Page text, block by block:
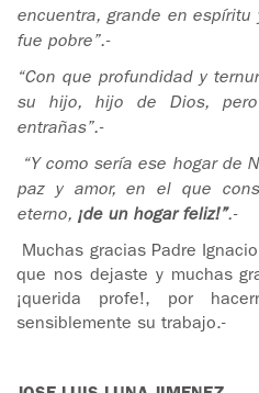
encuentra, grande en
fue pobre”.-
“Con que profundidad y
su hijo, hijo de Dios,
entrañas”.-
“Y como sería ese hogar de
paz y amor, en el que
eterno, ¡de un hogar feliz!”.-
Muchas gracias Padre
que nos dejaste y muchas
¡querida profe!, por
sensiblemente su trabajo.-